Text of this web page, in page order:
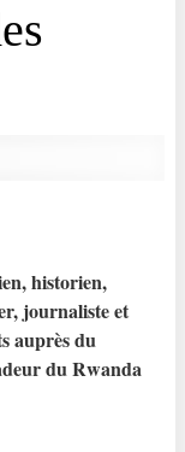
historien,
journaliste et
auprès du
du Rwanda